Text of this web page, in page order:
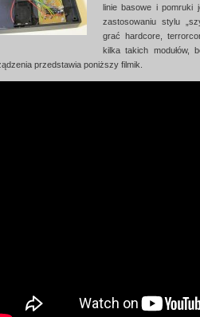
linie basowe i pomruki
zastosowaniu stylu
grać hardcore,
kilka takich modułów,
przedstawia poniższy filmik.